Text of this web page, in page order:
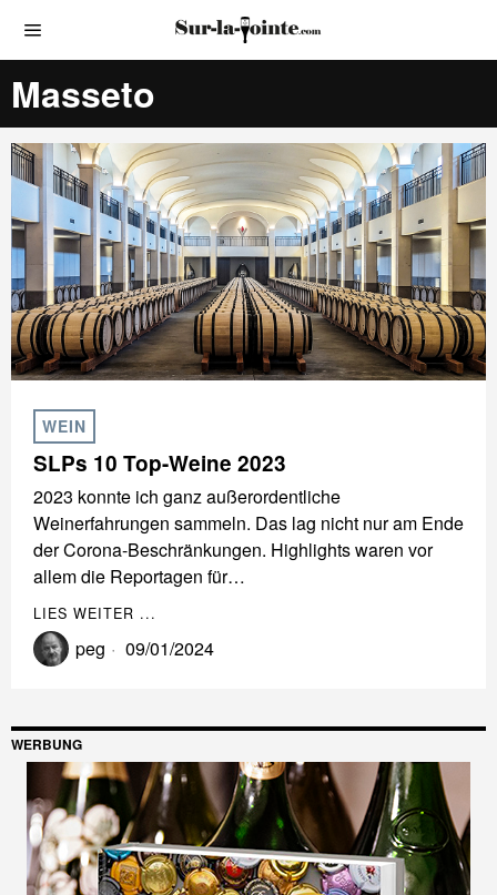
Masseto
WEIN
SLPs 10 Top-Weine 2023
2023 konnte ich ganz außerordentliche
Weinerfahrungen sammeln. Das lag nicht nur am Ende
der Corona-Beschränkungen. Highlights waren vor
allem die Reportagen für…
LIES WEITER ...
peg 09/01/2024
WERBUNG